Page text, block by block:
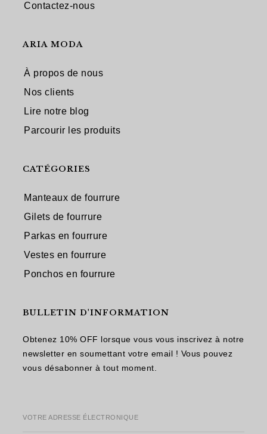
Contactez-nous
ARIA MODA
À propos de nous
Nos clients
Lire notre blog
Parcourir les produits
CATÉGORIES
Manteaux de fourrure
Gilets de fourrure
Parkas en fourrure
Vestes en fourrure
Ponchos en fourrure
BULLETIN D'INFORMATION
Obtenez 10% OFF lorsque vous vous inscrivez à notre
newsletter en soumettant votre email ! Vous pouvez
vous désabonner à tout moment.
VOTRE ADRESSE ÉLECTRONIQUE